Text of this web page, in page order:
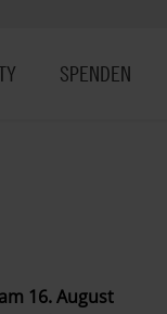
SPENDEN
16. August